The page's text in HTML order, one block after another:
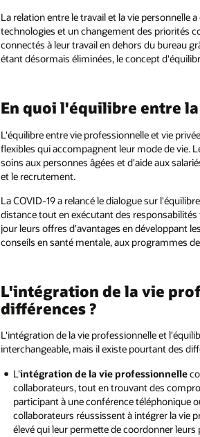
La relation entre le travail et la vie personnelle
technologies et un changement des priorités
connectés à leur travail en dehors du bureau
étant désormais éliminées, le concept
En quoi l'équilibre entre
L'équilibre entre vie professionnelle et vie
flexibles qui accompagnent leur mode de vie.
soins aux personnes âgées et d'aide aux
et le recrutement.
La COVID-19 a relancé le dialogue sur
distance tout en exécutant des
jour leurs offres d'avantages en développant
conseils en santé mentale, aux programmes
L'intégration de la vie
différences ?
L'intégration de la vie professionnelle et
interchangeable, mais il existe pourtant des
L'intégration de la vie professionnelle
collaborateurs, tout en trouvant des
participant à une conférence téléphonique
collaborateurs réussissent à intégrer la vie
élevé qui leur permette de coordonner